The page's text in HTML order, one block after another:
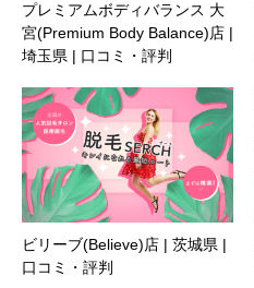
プレミアムボディバランス 大
宮(Premium Body Balance)店 |
埼玉県 | 口コミ・評判
ビリーブ(Believe)店 | 茨城県 |
口コミ・評判